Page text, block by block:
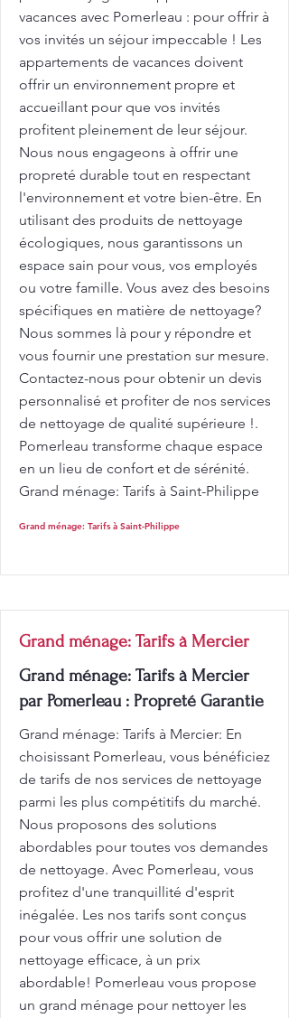
vacances avec Pomerleau : pour offrir à
vos invités un séjour impeccable ! Les
appartements de vacances doivent
offrir un environnement propre et
accueillant pour que vos invités
profitent pleinement de leur séjour.
Nous nous engageons à offrir une
propreté durable tout en respectant
l'environnement et votre bien-être. En
utilisant des produits de nettoyage
écologiques, nous garantissons un
espace sain pour vous, vos employés
ou votre famille. Vous avez des besoins
spécifiques en matière de nettoyage?
Nous sommes là pour y répondre et
vous fournir une prestation sur mesure.
Contactez-nous pour obtenir un devis
personnalisé et profiter de nos services
de nettoyage de qualité supérieure !.
Pomerleau transforme chaque espace
en un lieu de confort et de sérénité.
Grand ménage: Tarifs à Saint-Philippe
Grand ménage: Tarifs à Saint-Philippe
Grand ménage: Tarifs à Mercier
Grand ménage: Tarifs à Mercier
par Pomerleau : Propreté Garantie
Grand ménage: Tarifs à Mercier: En
choisissant Pomerleau, vous bénéficiez
de tarifs de nos services de nettoyage
parmi les plus compétitifs du marché.
Nous proposons des solutions
abordables pour toutes vos demandes
de nettoyage. Avec Pomerleau, vous
profitez d'une tranquillité d'esprit
inégalée. Les nos tarifs sont conçus
pour vous offrir une solution de
nettoyage efficace, à un prix
abordable! Pomerleau vous propose
un grand ménage pour nettoyer les